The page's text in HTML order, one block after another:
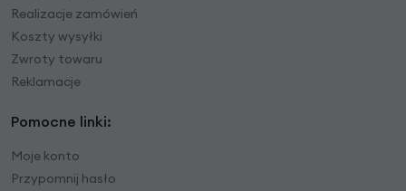
Realizacje zamówień
Koszty wysyłki
Zwroty towaru
Reklamacje
Pomocne linki:
Moje konto
Przypomnij hasło